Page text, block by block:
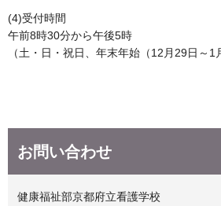
(4)受付時間
午前8時30分から午後5時
（土・日・祝日、年末年始（12月29日～1
お問い合わせ
健康福祉部京都府立看護学校